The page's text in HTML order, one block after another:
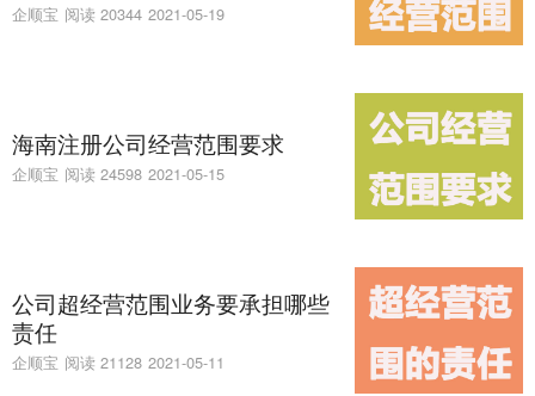
企顺宝 阅读 20344 2021-05-19
海南注册公司经营范围要求
企顺宝 阅读 24598 2021-05-15
公司超经营范围业务要承担哪些
责任
企顺宝 阅读 21128 2021-05-11